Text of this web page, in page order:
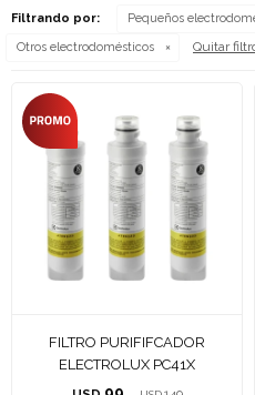
Filtrando por:
Pequeños
Otros electrodomésticos
Quitar
FILTRO PURIFIFCADOR
ELECTROLUX PC41X